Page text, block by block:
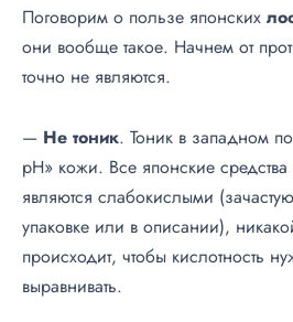
Поговорим о пользе японских
они вообще такое. Начнем от
точно не являются.
— Не тоник. Тоник в западном
pH» кожи. Все японские
являются слабокислыми
упаковке или в описании),
происходит, чтобы кислотность
выравнивать.